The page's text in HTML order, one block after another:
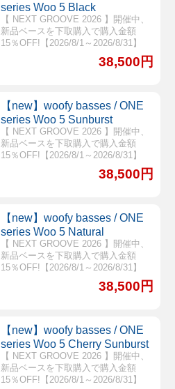
series Woo 5 Black
【 NEXT GROOVE 2026 】開催中、
新品ベースを下取購入で購入金額
15％OFF!【2026/8/1～2026/8/31】
38,500円
【new】woofy basses / ONE
series Woo 5 Sunburst
【 NEXT GROOVE 2026 】開催中、
新品ベースを下取購入で購入金額
15％OFF!【2026/8/1～2026/8/31】
38,500円
【new】woofy basses / ONE
series Woo 5 Natural
【 NEXT GROOVE 2026 】開催中、
新品ベースを下取購入で購入金額
15％OFF!【2026/8/1～2026/8/31】
38,500円
【new】woofy basses / ONE
series Woo 5 Cherry Sunburst
【 NEXT GROOVE 2026 】開催中、
新品ベースを下取購入で購入金額
15％OFF!【2026/8/1～2026/8/31】